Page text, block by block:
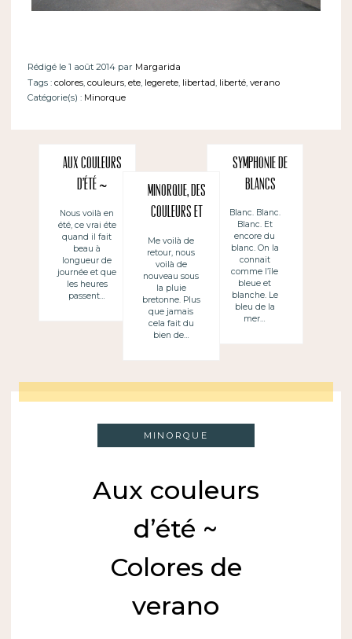
Rédigé le 1 août 2014 par Margarida
Tags : colores, couleurs, ete, legerete, libertad, liberté, verano
Catégorie(s) : Minorque
Aux couleurs
d’été ~
Colores de
verano
Nous voilà en
été, ce vrai éte
quand il fait
beau à
longueur de
journée et que
les heures
passent…
Minorque, des
couleurs et
des images (4)
Me voilà de
retour, nous
voilà de
nouveau sous
la pluie
bretonne. Plus
que jamais
cela fait du
bien de…
Symphonie de
blancs
Blanc. Blanc.
Blanc. Et
encore du
blanc. On la
connait
comme l’île
bleue et
blanche. Le
bleu de la
mer…
MINORQUE
Aux couleurs
d’été ~
Colores de
verano